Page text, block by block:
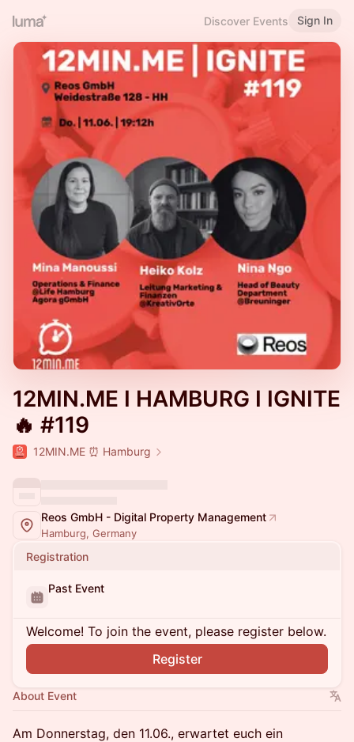
Discover Events Sign In
12MIN.ME I HAMBURG I IGNITE
🔥 #119
12MIN.ME ⏰ Hamburg
Reos GmbH - Digital Property Management
Hamburg, Germany
Registration
Past Event
Welcome! To join the event, please register below.
Register
About Event
Am Donnerstag, den 11.06., erwartet euch ein